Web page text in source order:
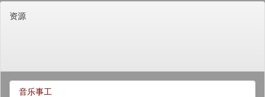
资源
音乐事工